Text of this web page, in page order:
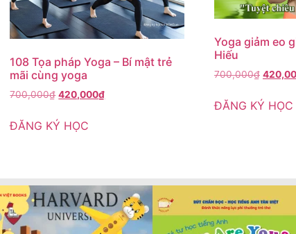
108 Tọa pháp Yoga – Bí mật trẻ
mãi cùng yoga
700,000₫ 420,000₫
ĐĂNG KÝ HỌC
Yoga giảm eo
Hiếu
700,000₫
ĐĂNG KÝ HỌC